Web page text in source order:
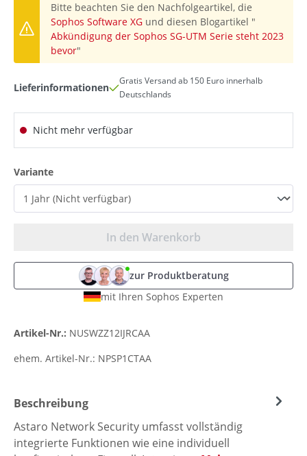
Bitte beachten Sie den Nachfolgeartikel, die
Sophos Software XG und diesen Blogartikel "
Abkündigung der Sophos SG-UTM Serie steht 2023
bevor"
Lieferinformationen
Gratis Versand ab 150 Euro innerhalb
Deutschlands
Nicht mehr verfügbar
Varianteauswählen
In den Warenkorb
zur Produktberatung
mit Ihren Sophos Experten
Artikel-Nr.: NUSWZZ12IJRCAA
ehem. Artikel-Nr.: NPSP1CTAA
Beschreibung
Astaro Network Security umfasst vollständig
integrierte Funktionen wie eine individuell